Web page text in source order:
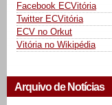
Facebook ECVitória
Twitter ECVitória
ECV no Orkut
Vitória no Wikipédia
Arquivo de Notícias